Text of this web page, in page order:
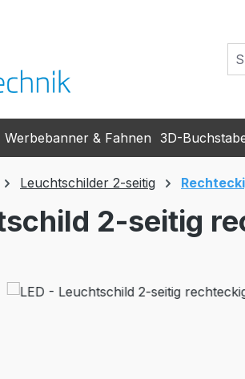
Werbebanner & Fahnen 3D-
Leuchtschilder 2-seitig
2-seitig